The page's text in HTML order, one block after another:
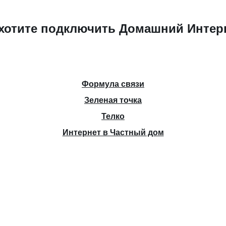
подключить Домашний
Формула связи
Зеленая точка
Телко
Интернет в Частный дом